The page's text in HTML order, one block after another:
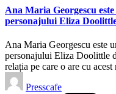
Ana Maria Georgescu
personajului Eliza
Ana Maria Georgescu este
personajului Eliza Doolittle
relația pe care o are cu
Posted
by
Presscafe